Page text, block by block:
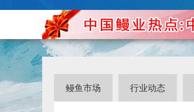
鳗鱼市场 行业动态